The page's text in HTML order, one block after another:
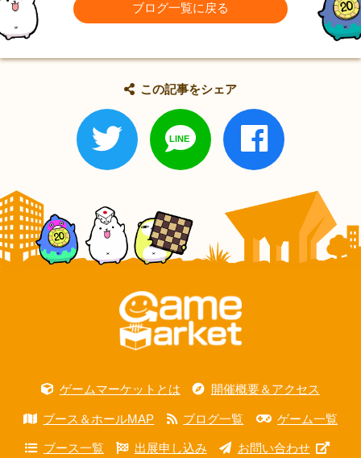
ブログ一覧に戻る
この記事をシェア
ゲームマーケットとは 開催概要＆アクセス
ブース＆ホールMAP ブログ一覧 ゲーム一覧
ブース一覧 出展申し込み お問い合わせ